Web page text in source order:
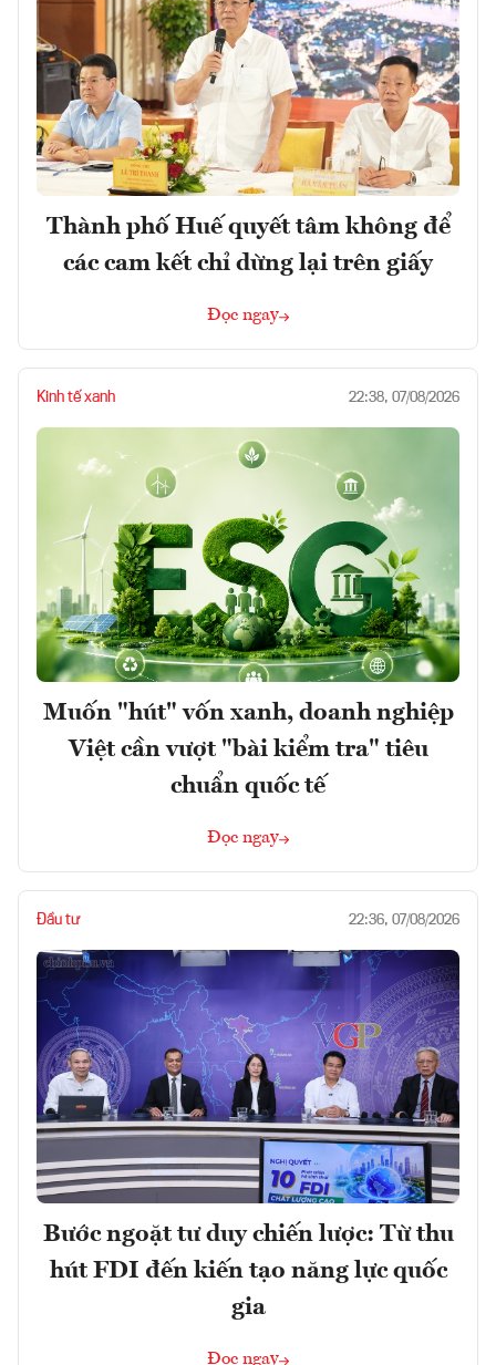
Thành phố Huế quyết tâm không để
các cam kết chỉ dừng lại trên giấy
Đọc ngay
Kinh tế xanh 22:38, 07/08/2026
Muốn "hút" vốn xanh, doanh nghiệp
Việt cần vượt "bài kiểm tra" tiêu
chuẩn quốc tế
Đọc ngay
Đầu tư 22:36, 07/08/2026
Bước ngoặt tư duy chiến lược: Từ thu
hút FDI đến kiến tạo năng lực quốc
gia
Đọc ngay